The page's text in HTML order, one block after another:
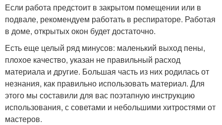
Если работа предстоит в закрытом помещении или в
подвале, рекомендуем работать в респираторе. Работая
в доме, открытых окон будет достаточно.
Есть еще целый ряд минусов: маленький выход пены,
плохое качество, указан не правильный расход
материала и другие. Большая часть из них родилась от
незнания, как правильно использовать материал. Для
этого мы составили для вас поэтапную инструкцию
использования, с советами и небольшими хитростями от
мастеров.